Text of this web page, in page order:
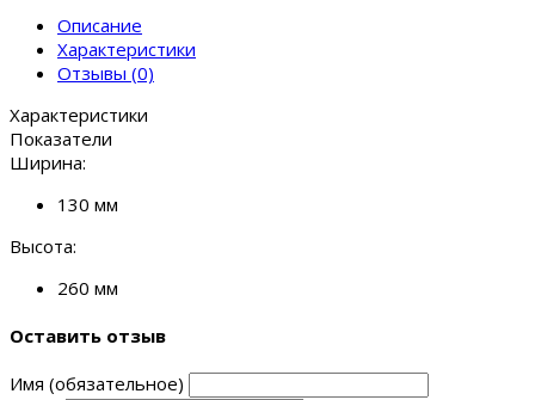
Описание
Характеристики
Отзывы (0)
Характеристики
Показатели
Ширина:
130 мм
Высота:
260 мм
Оставить отзыв
Имя (обязательное)